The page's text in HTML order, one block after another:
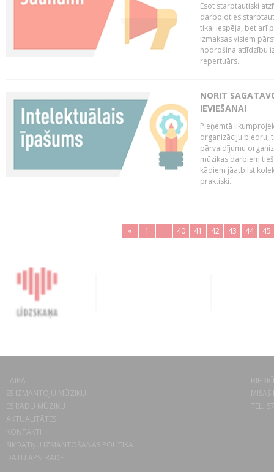
Esot starptautiski
darbojoties
tikai iespēja, bet arī
izmaksas visiem
nodrošina atlīdzību
repertuārs...
NORIT
IEVIEŠANAI
Pieņemtā
organizāciju biedru,
pārvaldījumu
mūzikas darbiem
kādiem jāatbilst
praktiski...
« 1 .. 40 41 42 43 44 45
LAIPA
ES IZMANTOJU MŪZIKU
ES RADU MŪZIKU
AKTUALITĀTES
KONTAKTI
SĪKDATŅU IZMANTOŠANAS POLITIKA
DATU APSTRĀDE
TEL.